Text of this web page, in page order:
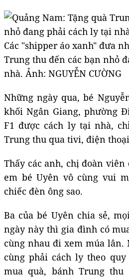
Các "shipper áo xanh" đưa
Trung thu đến các bạn nhỏ
nhà. Ảnh: NGUYỄN CƯỜNG
Những ngày qua, bé
khối Ngân Giang, phường
F1 được cách ly tại nhà,
Trung thu qua tivi, điện
Thấy các anh, chị đoàn
em bé Uyên vô cùng vui
chiếc đèn ông sao.
Ba của bé Uyên chia sẻ,
ngày này thì gia đình có
cùng nhau đi xem múa lân.
cùng phải cách ly theo
mua quà, bánh Trung